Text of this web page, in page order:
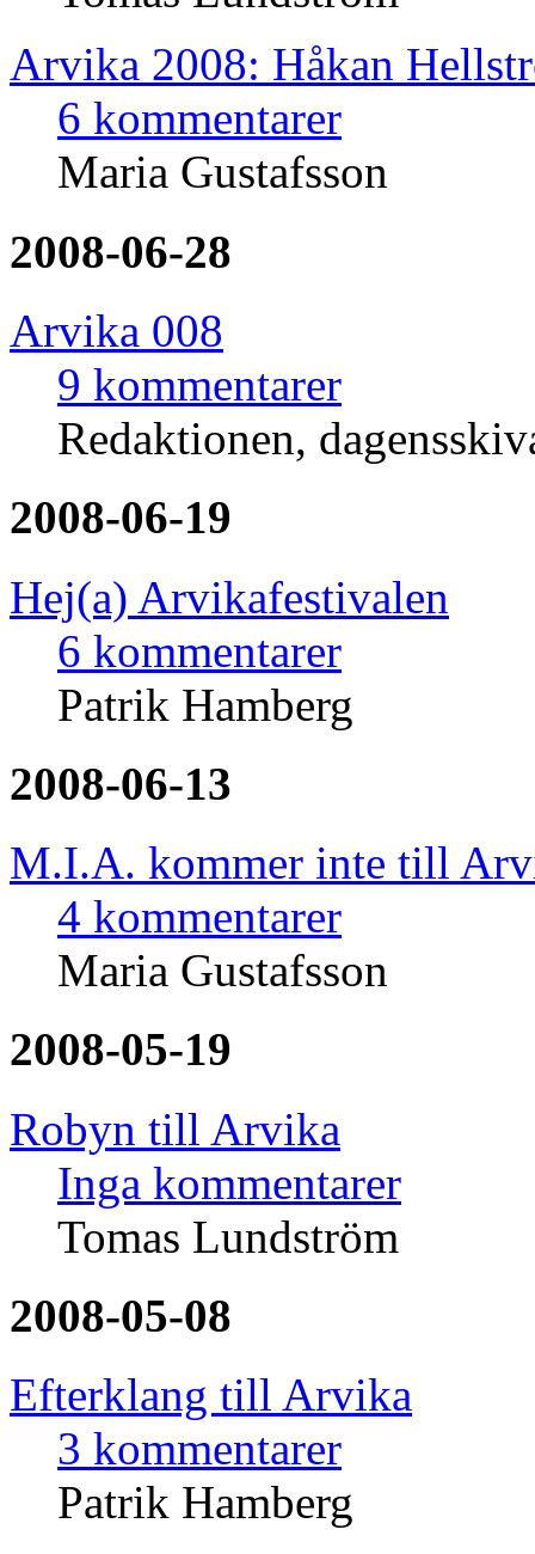
Arvika 2008: Håkan
6 kommentarer
Maria Gustafsson
2008-06-28
Arvika 008
9 kommentarer
Redaktionen,
2008-06-19
Hej(a) Arvikafestivalen
6 kommentarer
Patrik Hamberg
2008-06-13
M.I.A. kommer inte till
4 kommentarer
Maria Gustafsson
2008-05-19
Robyn till Arvika
Inga kommentarer
Tomas Lundström
2008-05-08
Efterklang till Arvika
3 kommentarer
Patrik Hamberg